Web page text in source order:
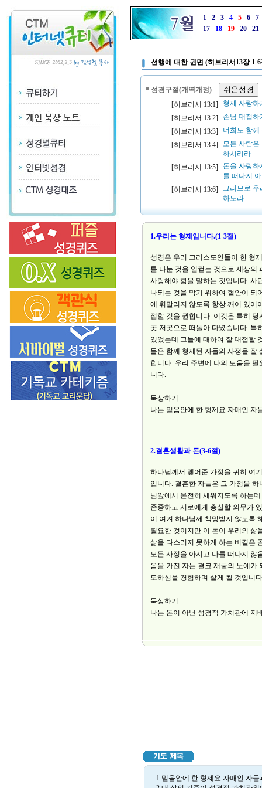
1 2 3 4 5 6
7
17
18 19 20 21
선행에 대한 권면 (히브리서13장 1-
성경구절(개역개정)
[히브리서 13:1]
형제 사랑하
[히브리서 13:2]
손님 대접
[히브리서 13:3]
너희도 함께
[히브리서 13:4]
모든 사람
하시리라
[히브리서 13:5]
돈을 사랑
를 떠나지
[히브리서 13:6]
그러므로
하노라
1.우리는 형제입니다.(1-3절)
성경은 우리 그리스도인들이 한 형
를 나눈 것을 일컫는 것으로 세상의
사랑해야 함을 말하는 것입니다. 사
나되는 것을 막기 위하여 혈안이 되
에 휘말리지 않도록 항상 깨어 있어
접할 것을 권합니다. 이것은 특히
곳 저곳으로 떠돌아 다녔습니다. 특
있었는데 그들에 대하여 잘 대접할
들은 함께 형제된 자들의 사정을 잘
합니다. 우리 주변에 나의 도움을
니다.
묵상하기
나는 믿음안에 한 형제요 자매인 자
2.결혼생활과 돈(3-6절)
하나님께서 맺어준 가정을 귀히 여
입니다. 결혼한 자들은 그 가정을
님앞에서 온전히 세워지도록 하는
존중하고 서로에게 충실할 의무가
이 여겨 하나님께 책망받지 않도록
필요한 것이지만 이 돈이 우리의 삶
삶을 다스리지 못하게 하는 비결은
모든 사정을 아시고 나를 떠나지 않
음을 가진 자는 결코 재물의 노예가
도하심을 경험하며 살게 될 것입니
묵상하기
나는 돈이 아닌 성경적 가치관에 지
1.믿음안에 한 형제요 자매인 자